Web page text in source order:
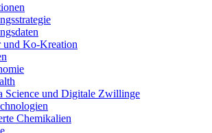
und Ko-Kreation
Science und Digitale Zwillinge
Chemikalien